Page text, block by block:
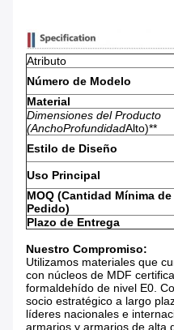
Atributo
Número de Modelo
Material
Dimensiones del Producto
(AnchoProfundidadAlto)**​
Estilo de Diseño
Uso Principal
MOQ (Cantidad Mínima de
Pedido)
Plazo de Entrega
Nuestro Compromiso:
Utilizamos materiales que
con núcleos de MDF
formaldehído de nivel E0.
socio estratégico a largo
líderes nacionales e
armarios y armarios de alta